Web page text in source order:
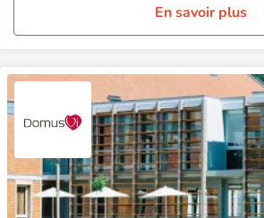
En savoir plus